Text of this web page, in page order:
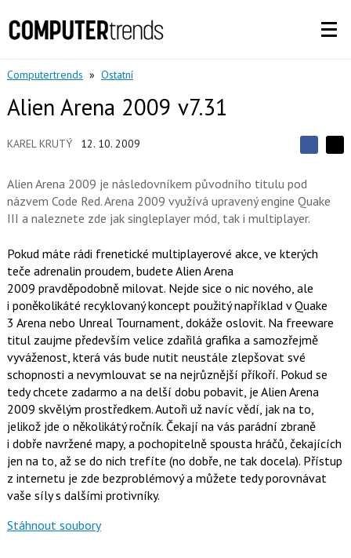
Computertrends » Ostatní
Alien Arena 2009 v7.31
KAREL KRUTÝ 12. 10. 2009
S
í
l
t
S
e
t
n
a
a
e
b
o
Alien Arena 2009 je následovníkem původního titulu pod
názvem Code Red. Arena 2009 využívá upravený engine Quake
III a naleznete zde jak singleplayer mód, tak i multiplayer.
Pokud máte rádi frenetické multiplayerové akce, ve kterých
teče adrenalin proudem, budete Alien Arena
2009 pravděpodobně milovat. Nejde sice o nic nového, ale
i poněkolikáté recyklovaný koncept použitý například v Quake
3 Arena nebo Unreal Tournament, dokáže oslovit. Na freeware
titul zaujme především velice zdařilá grafika a samozřejmě
vyváženost, která vás bude nutit neustále zlepšovat své
schopnosti a nevymlouvat se na nejrůznější příkoří. Pokud se
tedy chcete zadarmo a na delší dobu pobavit, je Alien Arena
2009 skvělým prostředkem. Autoři už navíc vědí, jak na to,
jelikož jde o několikátý ročník. Čekají na vás parádní zbraně
i dobře navržené mapy, a pochopitelně spousta hráčů, čekajících
jen na to, až se do nich trefíte (no dobře, ne tak docela). Přístup
z internetu je zde bezproblémový a můžete tedy porovnávat
vaše síly s dalšími protivníky.
Stáhnout soubory